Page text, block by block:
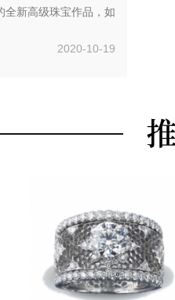
全新高级珠宝作品，如
2020-10-19